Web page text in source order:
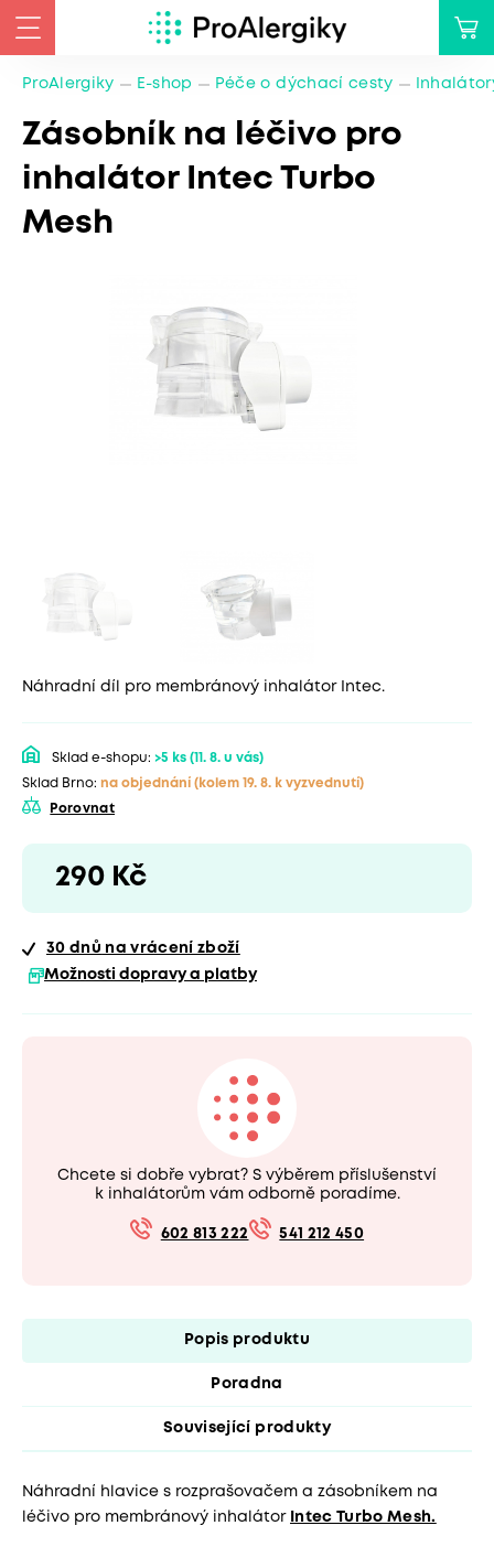
ProAlergiky E-shop Péče o dýchací cesty
Zásobník na léčivo pro
inhalátor Intec Turbo
Mesh
Náhradní díl pro membránový inhalátor Intec.
Sklad e-shopu: >5 ks (11. 8. u vás)
Sklad Brno: na objednání (kolem 19. 8. k vyzvednutí)
Porovnat
290 Kč
30 dnů na vrácení zboží
Možnosti dopravy a platby
Chcete si dobře vybrat? S výběrem příslušenství
k inhalátorům vám odborně poradíme.
602 813 222 541 212 450
Popis produktu
Poradna
Související produkty
Náhradní hlavice s rozprašovačem a zásobníkem na
léčivo pro membránový inhalátor
Intec Turbo Mesh.